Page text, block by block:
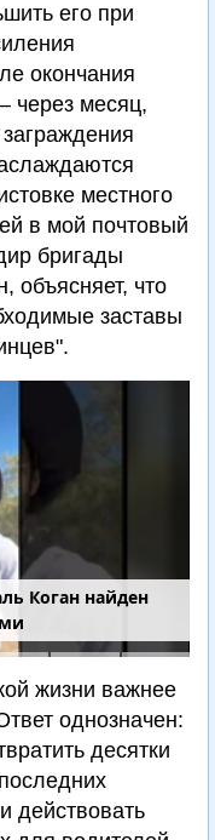
его при
окончания
через месяц,
местного
в мой почтовый
бригады
объясняет, что
заставы
Коган найден
жизни важнее
однозначен:
десятки
действовать